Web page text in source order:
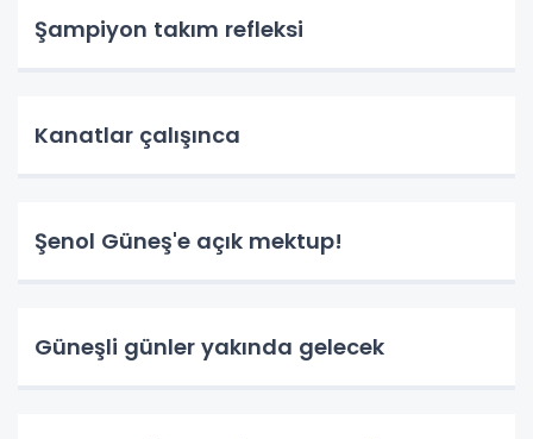
Şampiyon takım refleksi
Kanatlar çalışınca
Şenol Güneş'e açık mektup!
Güneşli günler yakında gelecek